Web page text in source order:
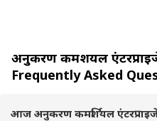
अनुकरण कमर्शियल
Frequently Asked
आज अनुकरण कमर्शियल